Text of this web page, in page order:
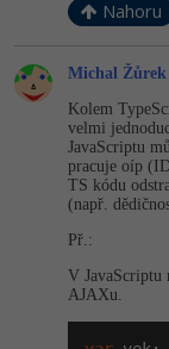
Více
Fórum
Kurzy
Kurzy
Příběhy
Nahoru
Michal Žůrek
Kolem
velmi
JavaScriptu
pracuje oíp
TS kódu
(např.
Př.:
V JavaScriptu
AJAXu.